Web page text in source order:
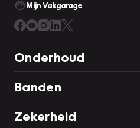
Mijn Vakgarage
Onderhoud
Banden
Zekerheid